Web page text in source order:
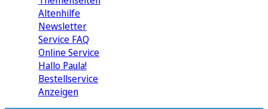
Altenhilfe
Newsletter
Service FAQ
Online Service
Hallo Paula!
Bestellservice
Anzeigen